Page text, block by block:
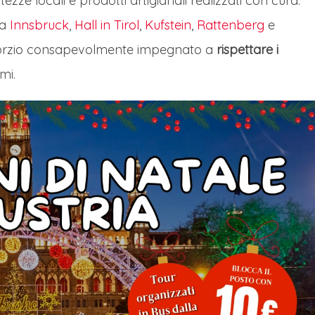
Innsbruck Hall in Tirol Kufstein Rattenberg e
consapevolmente impegnato a rispettare i